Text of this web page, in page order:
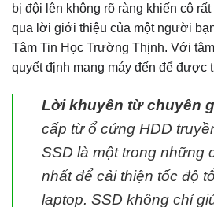
bị đội lên không rõ ràng khiến cô
qua lời giới thiệu của một người
Tâm Tin Học Trường Thịnh. Với
quyết định mang máy đến để được
Lời khuyên từ chuyên
cấp từ ổ cứng HDD
SSD là một trong những
nhất để cải thiện tốc độ
laptop. SSD không chỉ